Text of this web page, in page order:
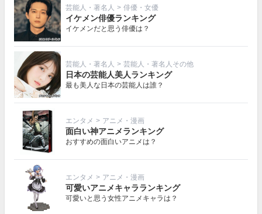
芸能人・著名人 > 俳優・女優
イケメン俳優ランキング
イケメンだと思う俳優は？
芸能人・著名人 > 芸能人・著名人その他
日本の芸能人美人ランキング
最も美人な日本の芸能人は誰？
エンタメ > アニメ・漫画
面白い神アニメランキング
おすすめの面白いアニメは？
エンタメ > アニメ・漫画
可愛いアニメキャラランキング
可愛いと思う女性アニメキャラは？